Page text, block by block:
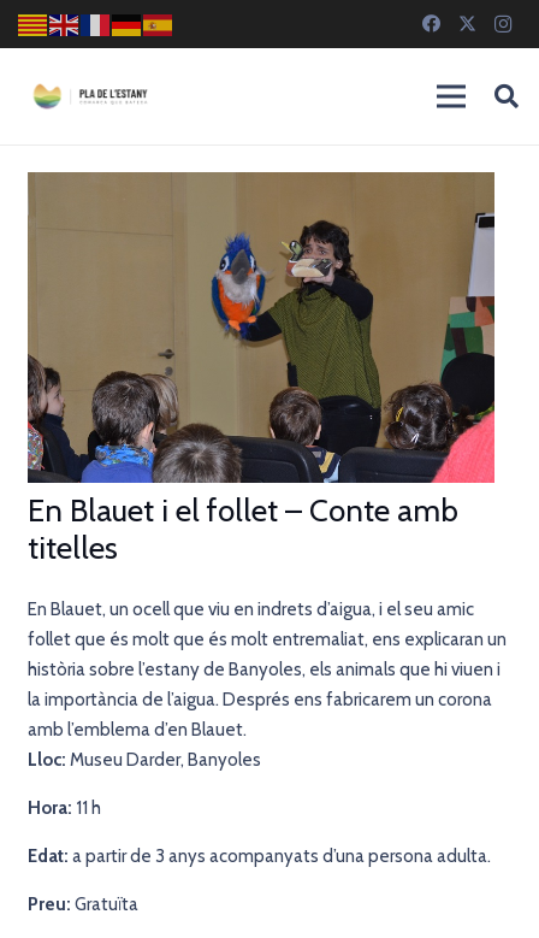
En Blauet i el follet – Conte amb
titelles
En Blauet, un ocell que viu en indrets d’aigua, i el seu amic
follet que és molt que és molt entremaliat, ens explicaran un
història sobre l’estany de Banyoles, els animals que hi viuen i
la importància de l’aigua. Després ens fabricarem un corona
amb l’emblema d’en Blauet.
Lloc: Museu Darder, Banyoles
Hora: 11 h
Edat: a partir de 3 anys acompanyats d’una persona adulta.
Preu: Gratuïta